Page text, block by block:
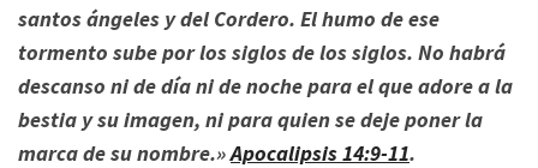
santos ángeles y del Cordero. El humo de ese
tormento sube por los siglos de los siglos. No habrá
descanso ni de día ni de noche para el que adore a la
bestia y su imagen, ni para quien se deje poner la
marca de su nombre.»Apocalipsis 14:9-11.